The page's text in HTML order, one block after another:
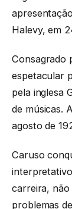
Halevy, em
Consagrado
espetacular
pela inglesa
de músicas.
agosto de
Caruso
carreira, não
problemas